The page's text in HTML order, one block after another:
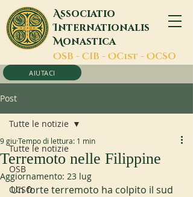
Associatio
Internationalis
Monastica
OSB - CIB - OCist - OCSO
AIUTACI
Post
Tutte le notizie
OSB
OCSO
Tutte le notizie
Terremoto nelle Filippine
9 giuTempo di lettura: 1 min
Aggiornamento: 23 lug
Un forte terremoto ha colpito il sud